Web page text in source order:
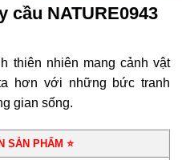
cầu NATURE0943
thiên nhiên mang cảnh vật
hơn với những bức tranh
gian sống.
SẢN PHẨM ⭐